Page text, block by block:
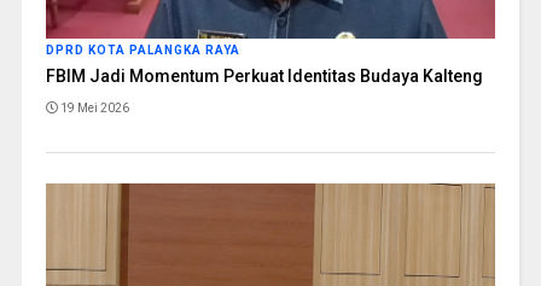
DPRD KOTA PALANGKA RAYA
FBIM Jadi Momentum Perkuat Identitas Budaya Kalteng
19 Mei 2026